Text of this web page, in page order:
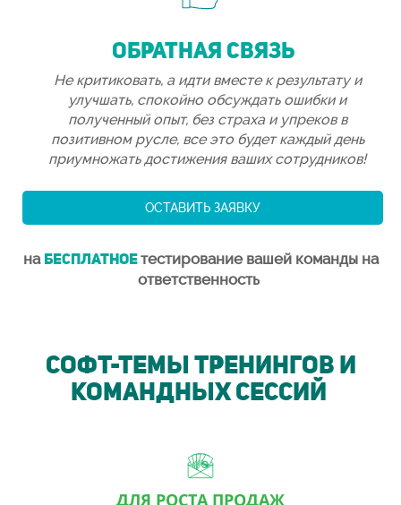
ОБРАТНАЯ СВЯЗЬ
Не критиковать, а идти вместе к результату и
улучшать, спокойно обсуждать ошибки и
полученный опыт, без страха и упреков в
позитивном русле, все это будет каждый день
приумножать достижения ваших сотрудников!
ОСТАВИТЬ ЗАЯВКУ
на БЕСПЛАТНОЕтестирование вашей команды на
ответственность
СОФТ-ТЕМЫ ТРЕНИНГОВ и
КОМАНДНЫХ СЕССИЙ
ДЛЯ РОСТА ПРОДАЖ